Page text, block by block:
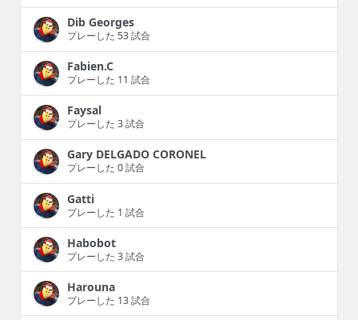
Dib Georges
プレーした 53 試合
Fabien.C
プレーした 11 試合
Faysal
プレーした 3 試合
Gary DELGADO CORONEL
プレーした 0 試合
Gatti
プレーした 1 試合
Habobot
プレーした 3 試合
Harouna
プレーした 13 試合